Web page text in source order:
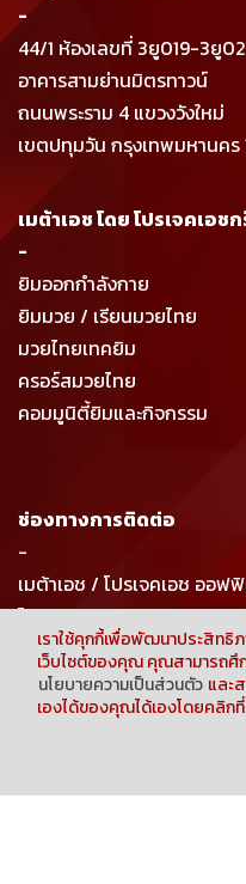
-
44/1 ห้องเลขที่ 3ยู019-3ยู
อาคารสามย่านมิตรทาวน์
ถนนพระราม 4 แขวงวังใหม่
เขตปทุมวัน กรุงเทพมหานคร
เมต้าเอช โดย โปรเจคเอช
-
ยิมออกกำลังกาย
ยิมมวย / เรียนมวยไทย
มวยไทยเทคยิม
ครอร์สมวยไทย
คอมมูนิตี้ยิมและกิจกรรม
ช่องทางการติดต่อ
-
เมต้าเอช / โปรเจคเอช ออฟ
โทร : 063-916-6356
อีเมล :
sales@metahgym.com
| Powered by
COPYRIGHT 2023 METAH
เราใช้คุกกี้เพื่อพัฒนาประสิทธิ
เว็บไซต์ของคุณ คุณสามารถศึ
นโยบายความเป็นส่วนตัว และ
เองได้ของคุณได้เองโดยคลิกที่